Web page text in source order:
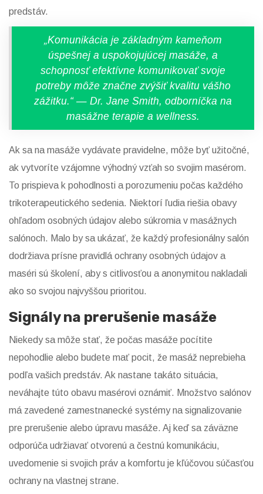
predstáv.
„Komunikácia je základným kameňom
úspešnej a uspokojujúcej masáže, a
schopnosť efektívne komunikovať svoje
potreby môže značne zvýšiť kvalitu vášho
zážitku.“ — Dr. Jane Smith, odborníčka na
masážne terapie a wellness.
Ak sa na masáže vydávate pravidelne, môže byť užitočné,
ak vytvoríte vzájomne výhodný vzťah so svojim masérom.
To prispieva k pohodlnosti a porozumeniu počas každého
trikoterapeutického sedenia. Niektorí ľudia riešia obavy
ohľadom osobných údajov alebo súkromia v masážnych
salónoch. Malo by sa ukázať, že každý profesionálny salón
dodržiava prísne pravidlá ochrany osobných údajov a
maséri sú školení, aby s citlivosťou a anonymitou nakladali
ako so svojou najvyššou prioritou.
Signály na prerušenie masáže
Niekedy sa môže stať, že počas masáže pocítite
nepohodlie alebo budete mať pocit, že masáž neprebieha
podľa vašich predstáv. Ak nastane takáto situácia,
neváhajte túto obavu masérovi oznámiť. Množstvo salónov
má zavedené zamestnanecké systémy na signalizovanie
pre prerušenie alebo úpravu masáže. Aj keď sa záväzne
odporúča udržiavať otvorenú a čestnú komunikáciu,
uvedomenie si svojich práv a komfortu je kľúčovou súčasťou
ochrany na vlastnej strane.